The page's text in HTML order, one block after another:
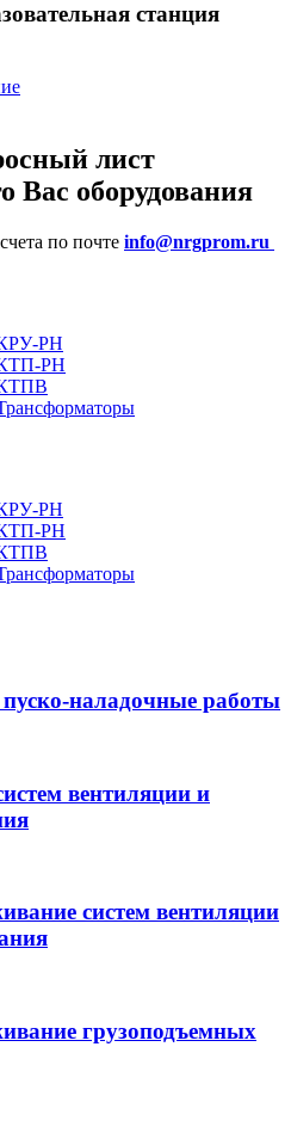
станция
лист
Вас оборудования
по почте info@nrgprom.ru
РН
РН
РН
РН
наладочные работы
вентиляции и
систем вентиляции
грузоподъемных